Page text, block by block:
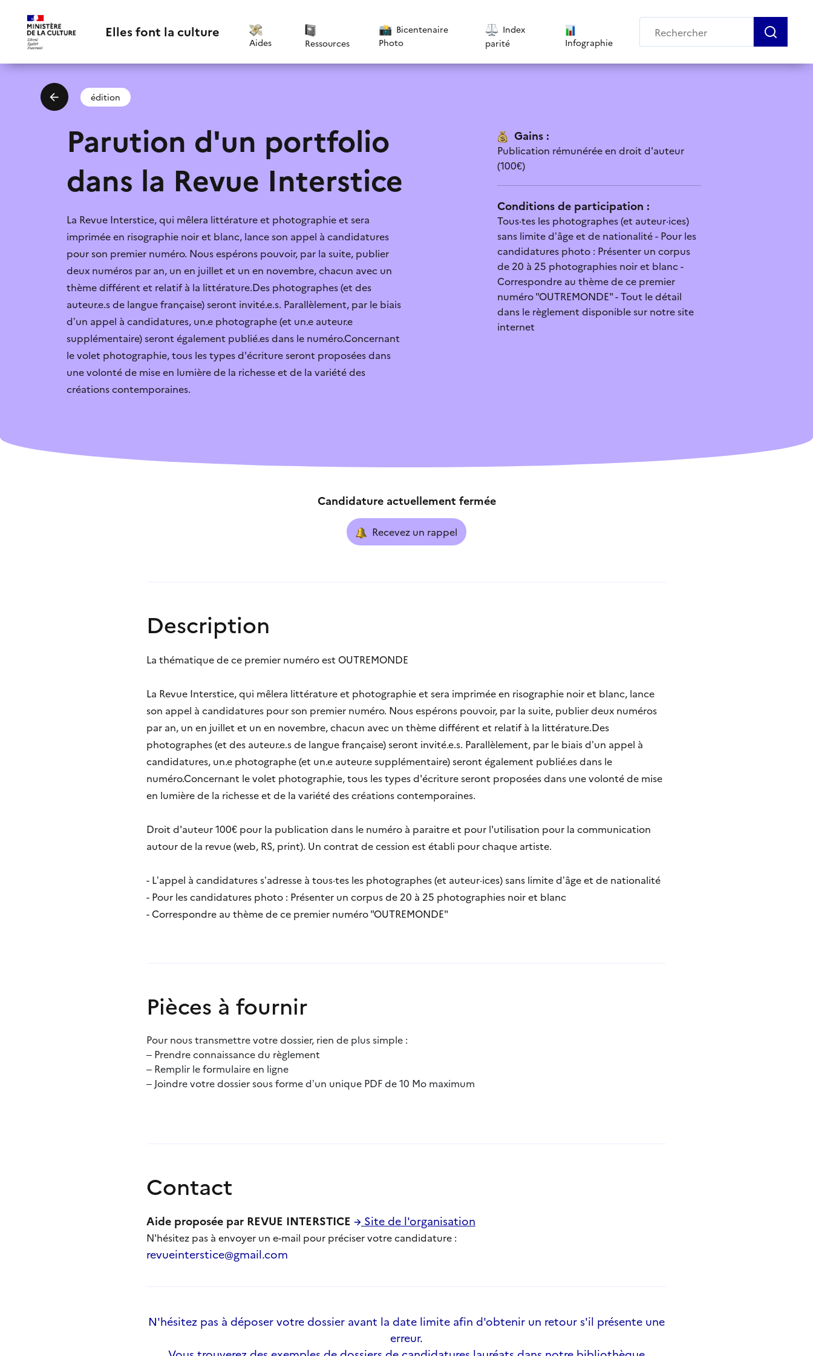
Elles font la culture
Aides Ressources
Bicentenaire
Photo
Index
parité
Infographie
Suggestions:
Je ne connaissais pas cette aide Le contenu est explicite
Je vais candidater Je sais qui contacter
L’aide n’est pas ouverte Je ne sais pas quoi faire après cette lecture
C’est trop complexe
édition
Parution d'un portfolio
dans la Revue Interstice
La Revue Interstice, qui mêlera littérature et photographie et sera
imprimée en risographie noir et blanc, lance son appel à candidatures
pour son premier numéro. Nous espérons pouvoir, par la suite, publier
deux numéros par an, un en juillet et un en novembre, chacun avec un
thème différent et relatif à la littérature.Des photographes (et des
auteur.e.s de langue française) seront invité.e.s. Parallèlement, par le biais
d’un appel à candidatures, un.e photographe (et un.e auteur.e
supplémentaire) seront également publié.es dans le numéro.Concernant
le volet photographie, tous les types d'écriture seront proposées dans
une volonté de mise en lumière de la richesse et de la variété des
créations contemporaines.
Gains :
Publication rémunérée en droit d'auteur
(100€)
Conditions de participation :
Tous·tes les photographes (et auteur·ices)
sans limite d’âge et de nationalité - Pour les
candidatures photo : Présenter un corpus
de 20 à 25 photographies noir et blanc -
Correspondre au thème de ce premier
numéro "OUTREMONDE" - Tout le détail
dans le règlement disponible sur notre site
internet
Candidature actuellement fermée
Recevez un rappel
Email
J'accepte lapolitique de confidentialité
Description
La thématique de ce premier numéro est OUTREMONDE
La Revue Interstice, qui mêlera littérature et photographie et sera imprimée en risographie noir et blanc, lance
son appel à candidatures pour son premier numéro. Nous espérons pouvoir, par la suite, publier deux numéros
par an, un en juillet et un en novembre, chacun avec un thème différent et relatif à la littérature.Des
photographes (et des auteur.e.s de langue française) seront invité.e.s. Parallèlement, par le biais d’un appel à
candidatures, un.e photographe (et un.e auteur.e supplémentaire) seront également publié.es dans le
numéro.Concernant le volet photographie, tous les types d'écriture seront proposées dans une volonté de mise
en lumière de la richesse et de la variété des créations contemporaines.
Droit d'auteur 100€ pour la publication dans le numéro à paraitre et pour l'utilisation pour la communication
autour de la revue (web, RS, print). Un contrat de cession est établi pour chaque artiste.
- L’appel à candidatures s’adresse à tous·tes les photographes (et auteur·ices) sans limite d’âge et de nationalité
- Pour les candidatures photo : Présenter un corpus de 20 à 25 photographies noir et blanc
- Correspondre au thème de ce premier numéro "OUTREMONDE"
Pièces à fournir
Pour nous transmettre votre dossier, rien de plus simple :
– Prendre connaissance du règlement
– Remplir le formulaire en ligne
– Joindre votre dossier sous forme d’un unique PDF de 10 Mo maximum
Contact
Aide proposée par REVUE INTERSTICE Site de l'organisation
N'hésitez pas à envoyer un e-mail pour préciser votre candidature :
revueinterstice@gmail.com
N'hésitez pas à déposer votre dossier avant la date limite afin d'obtenir un retour s'il présente une
erreur.